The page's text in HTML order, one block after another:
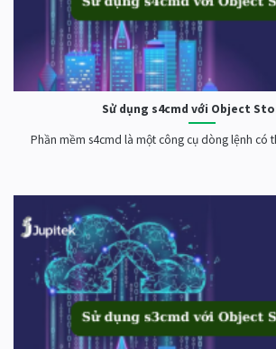
Sử dụng s4cmd với Object
Phần mềm s4cmd là một công cụ dòng lệnh có